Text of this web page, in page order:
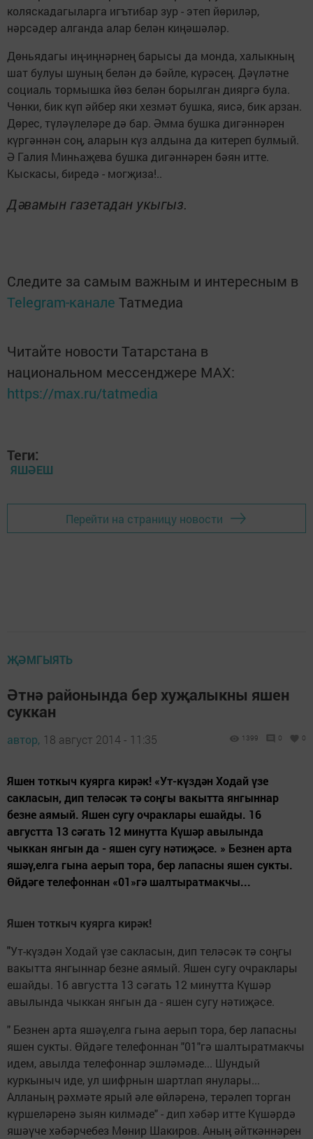
коляскадагыларга игътибар зур - этеп йөриләр,
нәрсәдер алганда алар белән киңәшәләр.
Дөньядагы иң-иңнәрнең барысы да монда, халыкның
шат булуы шуның белән дә бәйле, күрәсең. Дәүләтне
социаль тормышка йөз белән борылган дияргә була.
Чөнки, бик күп әйбер яки хезмәт бушка, яисә, бик арзан.
Дөрес, түләүлеләре дә бар. Әмма бушка дигәннәрен
күргәннән соң, аларын күз алдына да китереп булмый.
Ә Галия Минһаҗева бушка дигәннәрен бәян итте.
Кыскасы, биредә - могҗиза!..
Дәвамын газетадан укыгыз.
Следите за самым важным и интересным в
Telegram-канале Татмедиа
Читайте новости Татарстана в
национальном мессенджере MАХ:
https://max.ru/tatmedia
Теги:
ЯШӘЕШ
Перейти на страницу новости
ҖӘМГЫЯТЬ
Әтнә районында бер хуҗалыкны яшен
суккан
автор, 18 август 2014 - 11:35 1399 0 0
Яшен тоткыч куярга кирәк! «Ут-күздән Ходай үзе
сакласын, дип теләсәк тә соңгы вакытта янгыннар
безне аямый. Яшен сугу очраклары ешайды. 16
августта 13 сәгать 12 минутта Күшәр авылында
чыккан янгын да - яшен сугу нәтиҗәсе. » Безнен арта
яшәү,елга гына аерып тора, бер лапасны яшен сукты.
Өйдәге телефоннан «01»гә шалтыратмакчы...
Яшен тоткыч куярга кирәк!
"Ут-күздән Ходай үзе сакласын, дип теләсәк тә соңгы
вакытта янгыннар безне аямый. Яшен сугу очраклары
ешайды. 16 августта 13 сәгать 12 минутта Күшәр
авылында чыккан янгын да - яшен сугу нәтиҗәсе.
" Безнен арта яшәү,елга гына аерып тора, бер лапасны
яшен сукты. Өйдәге телефоннан "01"гә шалтыратмакчы
идем, авылда телефоннар эшләмәде... Шундый
куркыныч иде, ул шифрнын шартлап янулары...
Алланың рәхмәте ярый әле өйләренә, терәлеп торган
күршеләренә зыян килмәде" - дип хәбәр итте Күшәрдә
яшәүче хәбәрчебез Мөнир Шакиров. Аның әйткәннәрен